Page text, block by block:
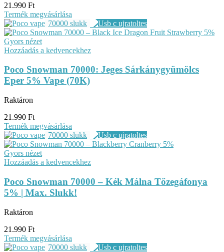
21.990 Ft
Termék megvásárlása
70000 slukk
Gyors nézet
Hozzáadás a kedvencekhez
Poco Snowman 70000: Jeges Sárkánygyümölcs
Eper 5% Vape (70K)
Raktáron
21.990 Ft
Termék megvásárlása
70000 slukk
Gyors nézet
Hozzáadás a kedvencekhez
Poco Snowman 70000 – Kék Málna Tőzegáfonya
5% | Max. Slukk!
Raktáron
21.990 Ft
Termék megvásárlása
70000 slukk